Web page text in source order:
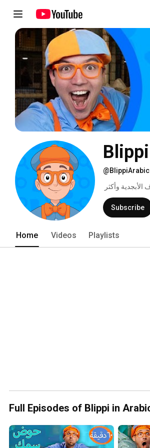
@BlippiArabic
Subscribe
Home Videos Playlists